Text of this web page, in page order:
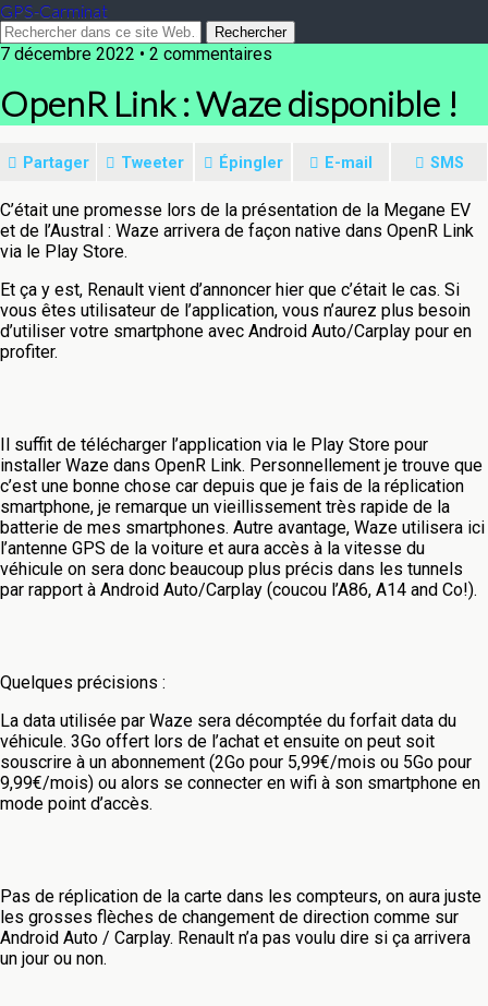
GPS-Carminat
7 décembre 2022 • 2 commentaires
OpenR Link : Waze disponible !
Partager Tweeter Épingler E-mail SMS
C’était une promesse lors de la présentation de la Megane EV
et de l’Austral : Waze arrivera de façon native dans OpenR Link
via le Play Store.
Et ça y est, Renault vient d’annoncer hier que c’était le cas. Si
vous êtes utilisateur de l’application, vous n’aurez plus besoin
d’utiliser votre smartphone avec Android Auto/Carplay pour en
profiter.
Il suffit de télécharger l’application via le Play Store pour
installer Waze dans OpenR Link. Personnellement je trouve que
c’est une bonne chose car depuis que je fais de la réplication
smartphone, je remarque un vieillissement très rapide de la
batterie de mes smartphones. Autre avantage, Waze utilisera ici
l’antenne GPS de la voiture et aura accès à la vitesse du
véhicule on sera donc beaucoup plus précis dans les tunnels
par rapport à Android Auto/Carplay (coucou l’A86, A14 and Co!).
Quelques précisions :
La data utilisée par Waze sera décomptée du forfait data du
véhicule. 3Go offert lors de l’achat et ensuite on peut soit
souscrire à un abonnement (2Go pour 5,99€/mois ou 5Go pour
9,99€/mois) ou alors se connecter en wifi à son smartphone en
mode point d’accès.
Pas de réplication de la carte dans les compteurs, on aura juste
les grosses flèches de changement de direction comme sur
Android Auto / Carplay. Renault n’a pas voulu dire si ça arrivera
un jour ou non.